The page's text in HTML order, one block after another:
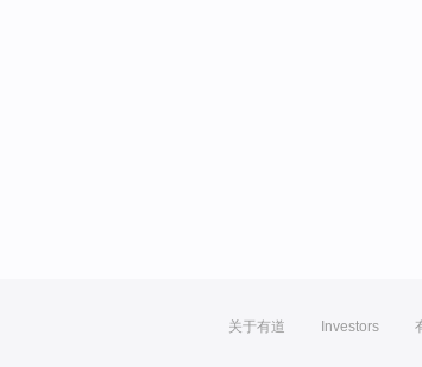
关于有道 Investors